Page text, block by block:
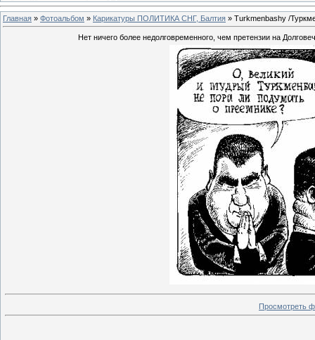
Главная » Фотоальбом » Карикатуры ПОЛИТИКА СНГ, Балтия » Turkmenbashy /
Нет ничего более недолговременного, чем претензии на
Просмотреть